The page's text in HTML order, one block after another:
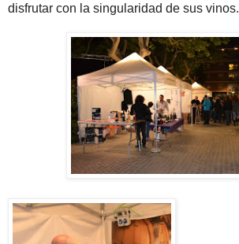
disfrutar con la singularidad de sus vinos.